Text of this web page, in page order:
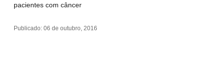
Publicado: 06 de outubro, 2016